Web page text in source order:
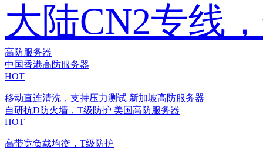
大陆CN2专线
高防服务器
中国香港高防服务器
HOT
移动直连清洗，支持压力测试 新加坡高防服务器
自研抗D防火墙，T级防护 美国高防服务器
HOT
高带宽负载均衡，T级防护